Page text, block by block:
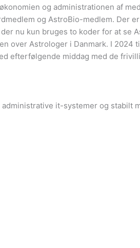
og administrationen af
og AstroBio-medlem. Der
nu kun bruges to koder for at se
over Astrologer i Danmark. I 2024
efterfølgende middag med de
it-systemer og stabilt